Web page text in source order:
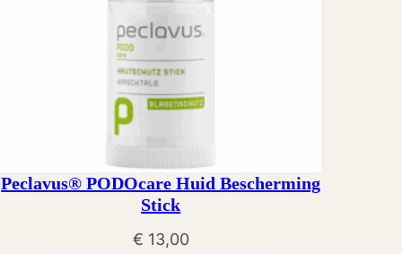
Peclavus® PODOcare Huid Bescherming
Stick
€ 13,00